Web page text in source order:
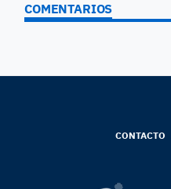
COMENTARIOS
CONTACTO